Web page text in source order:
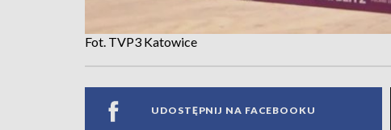
Fot. TVP3 Katowice
UDOSTĘPNIJ NA FACEBOOKU